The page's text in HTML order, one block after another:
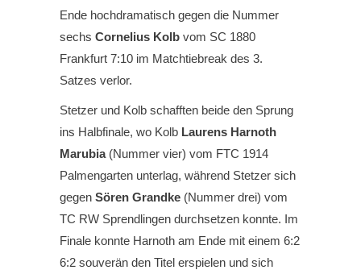
Ende hochdramatisch gegen die Nummer
sechs Cornelius Kolb vom SC 1880
Frankfurt 7:10 im Matchtiebreak des 3.
Satzes verlor.
Stetzer und Kolb schafften beide den Sprung
ins Halbfinale, wo Kolb Laurens Harnoth
Marubia(Nummer vier) vom FTC 1914
Palmengarten unterlag, während Stetzer sich
gegen Sören Grandke (Nummer drei) vom
TC RW Sprendlingen durchsetzen konnte. Im
Finale konnte Harnoth am Ende mit einem 6:2
6:2 souverän den Titel erspielen und sich